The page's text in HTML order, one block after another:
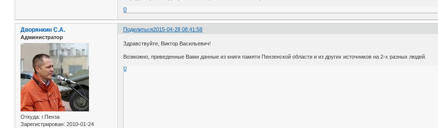
0
Поделиться2015-04-28 08:41:58
Дворянкин С.А.
Администратор
Откуда: г.Пенза
Зарегистрирован: 2010-01-24
Здравствуйте, Виктор Васильевич!
Возможно, приведенные Вами данные из книги памяти Пензенской области и из других источников на 2-х разных людей.
0